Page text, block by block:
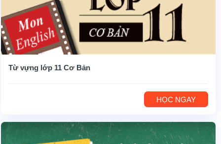
Từ vựng lớp 11 Cơ Bản
HỌC NGAY